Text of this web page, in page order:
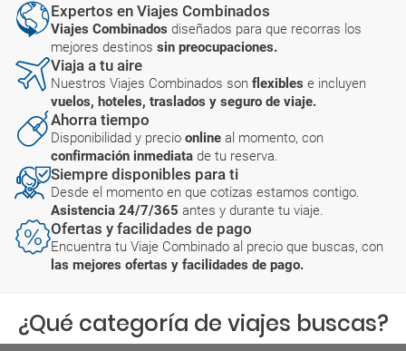
Expertos en Viajes Combinados
Viajes Combinados diseñados para que recorras los
mejores destinos sin preocupaciones.
Viaja a tu aire
Nuestros Viajes Combinados son flexibles e incluyen
vuelos, hoteles, traslados y seguro de viaje.
Ahorra tiempo
Disponibilidad y precio online al momento, con
confirmación inmediata de tu reserva.
Siempre disponibles para ti
Desde el momento en que cotizas estamos contigo.
Asistencia 24/7/365 antes y durante tu viaje.
Ofertas y facilidades de pago
Encuentra tu Viaje Combinado al precio que buscas, con
las mejores ofertas y facilidades de pago.
¿Qué categoría de viajes buscas?